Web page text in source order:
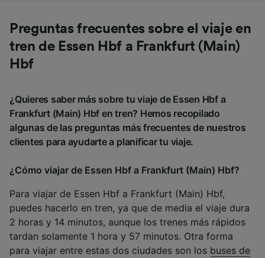
Preguntas frecuentes sobre el viaje en
tren de Essen Hbf a Frankfurt (Main)
Hbf
¿Quieres saber más sobre tu viaje de Essen Hbf a
Frankfurt (Main) Hbf en tren? Hemos recopilado
algunas de las preguntas más frecuentes de nuestros
clientes para ayudarte a planificar tu viaje.
¿Cómo viajar de Essen Hbf a Frankfurt (Main) Hbf?
Para viajar de Essen Hbf a Frankfurt (Main) Hbf,
puedes hacerlo en tren, ya que de media el viaje dura
2 horas y 14 minutos, aunque los trenes más rápidos
tardan solamente 1 hora y 57 minutos. Otra forma
para viajar entre estas dos ciudades son los buses de